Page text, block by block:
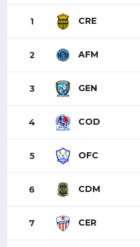
1 CRE
2 AFM
3 GEN
4 COD
5 OFC
6 CDM
7 CER